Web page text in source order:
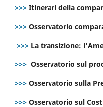
>>> Itinerari della
>>> Osservatorio
>>> La transizione:
>>> Osservatorio sul
>>> Osservatorio sulla
>>> Osservatorio sul